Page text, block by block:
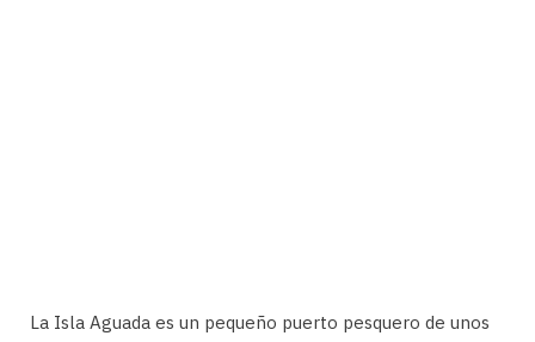
La Isla Aguada es un pequeño puerto pesquero de unos